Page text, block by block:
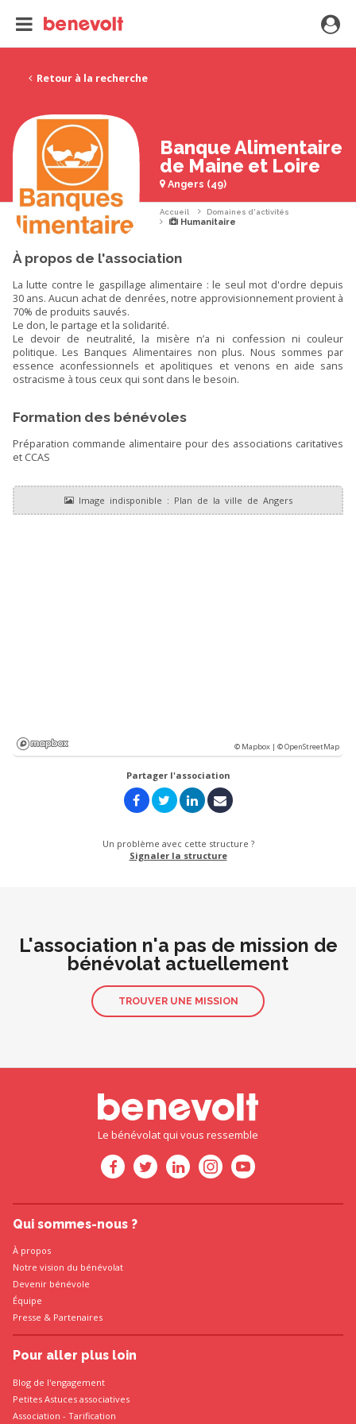
Retour à la recherche
Banque Alimentaire
de Maine et Loire
Angers (49)
Accueil Domaines d'activités
Humanitaire
À propos de l'association
La lutte contre le gaspillage alimentaire : le seul mot d'ordre depuis
30 ans. Aucun achat de denrées, notre approvisionnement provient à
70% de produits sauvés.
Le don, le partage et la solidarité.
Le devoir de neutralité, la misère n’a ni confession ni couleur
politique. Les Banques Alimentaires non plus. Nous sommes par
essence aconfessionnels et apolitiques et venons en aide sans
ostracisme à tous ceux qui sont dans le besoin.
Formation des bénévoles
Préparation commande alimentaire pour des associations caritatives
et CCAS
© Mapbox |© OpenStreetMap
Partager l'association
Un problème avec cette structure ?
Signaler la structure
L'association n'a pas de mission de
bénévolat actuellement
TROUVER UNE MISSION
Le bénévolat qui vous ressemble
Qui sommes-nous ?
À propos
Notre vision du bénévolat
Devenir bénévole
Équipe
Presse & Partenaires
Pour aller plus loin
Blog de l'engagement
Petites Astuces associatives
Association - Tarification